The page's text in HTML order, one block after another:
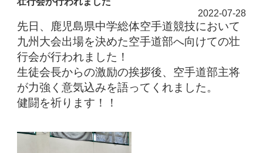
2022-07-28
先日、鹿児島県中学総体空手道競技において
九州大会出場を決めた空手道部へ向けての壮
行会が行われました！
生徒会長からの激励の挨拶後、空手道部主将
が力強く意気込みを語ってくれました。
健闘を祈ります！！